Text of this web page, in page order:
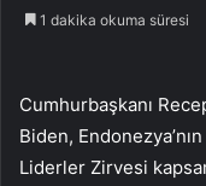
1 dakika okuma süresi
Cumhurbaşkanı
Biden,
Liderler Zirvesi